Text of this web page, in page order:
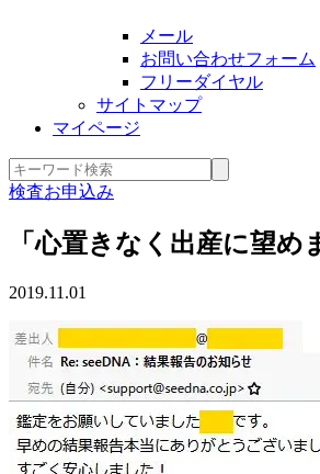
メール
お問い合わせフォーム
フリーダイヤル
サイトマップ
マイページ
検査お申込み
「心置きなく出産に望め
2019.11.01